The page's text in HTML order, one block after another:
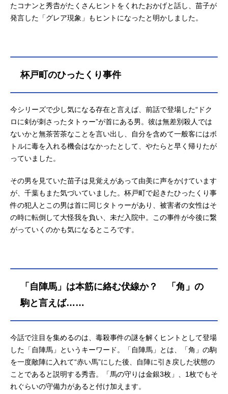
たコナンと秀𠮷がたくさんヒントをくれたおかげと話し、苗子が
発言した「グレア現象」もヒントになったと明かしました。
杯戸町のひったくり事件
今シリーズで少し気になる存在と言えば、前話で登場した“ドク
ロに剣が刺さったタトゥー”が首にある男。彼は無差別殺人では
ないかと無茶苦茶なことを言い出し、自分を含めて一般客にはボ
トルに毒を入れる機会はなかったとして、やたらと早く帰りたが
っていました。
その男を見ていた苗子は見覚えがあって由美に声をかけています
が、千葉もまた気づいていました。杯戸町で起きたひったくり事
件の犯人とこの男は首に同じタトゥーがあり、被害者の女性はそ
の時に転倒して大怪我を負い、未だ入院中。この事件が今後に繋
がっていくのかも気になるところです。
「自陣馬」は本筋に絡む伏線か？ 「角」の
駒と言えば……
今話で注目を集めるのは、毒殺事件の謎を解くヒントとして登場
した「自陣馬」というキーワード。「自陣馬」とは、「角」の駒
を一度敵陣に入れて“赤い馬”にした後、自陣に引き戻した状態の
ことであると説明する秀𠮷。「馬の守りは金銀3枚」、1枚でもそ
れぐらいの守備力があると付け加えます。